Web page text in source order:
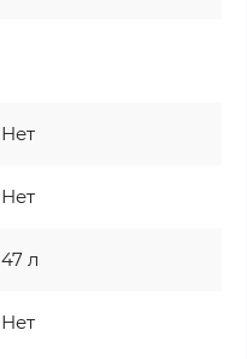
Нет
Нет
47 л
Нет